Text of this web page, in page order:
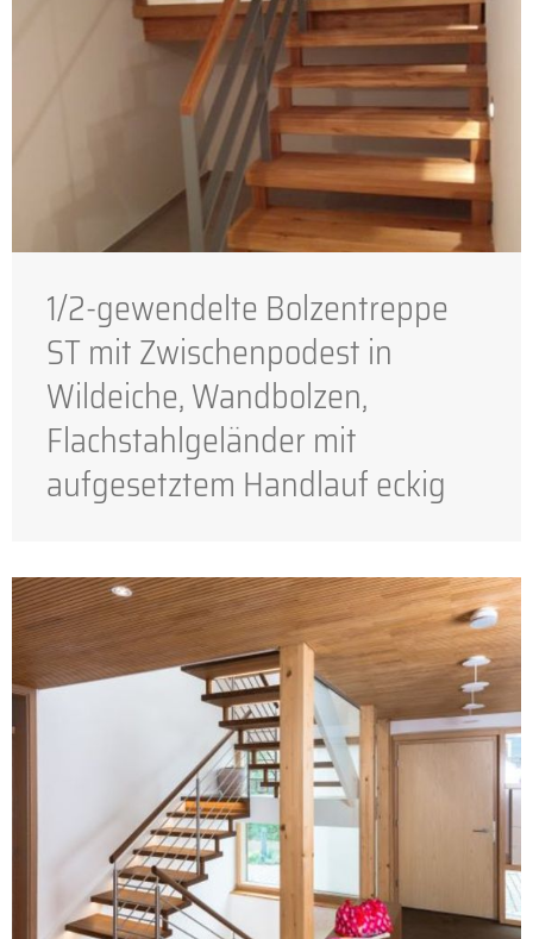
1/2-gewendelte Bolzentreppe
ST mit Zwischenpodest in
Wildeiche, Wandbolzen,
Flachstahlgeländer mit
aufgesetztem Handlauf eckig